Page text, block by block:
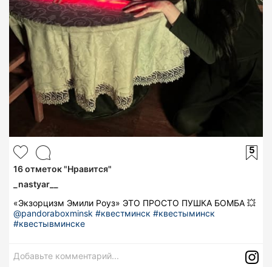
5
16отметок "Нравится"
_nastyar__
«Экзорцизм Эмили Роуз» ЭТО ПРОСТО ПУШКА БОМБА 💥
@pandoraboxminsk #квестминск #квестыминск
#квестывминске
Добавьте комментарий...